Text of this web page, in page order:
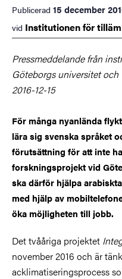
Publicerad 15 december
vid Institutionen för
Pressmeddelande från
Göteborgs universitet
2016-12-15
För många nyanlända
lära sig svenska språket
förutsättning för att inte
forskningsprojekt vid
ska därför hjälpa
med hjälp av
öka möjligheten till jobb.
Det tvååriga projektet
november 2016 och är
acklimatiseringsprocess